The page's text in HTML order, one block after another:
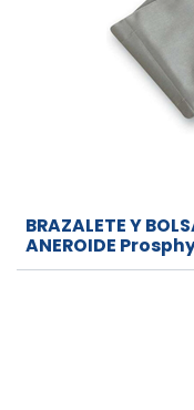
BRAZALETE Y
ANEROIDE